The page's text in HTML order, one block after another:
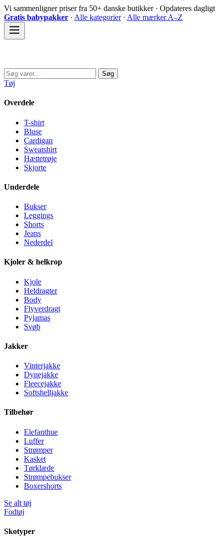
Spring
til
indhold
Vi sammenligner priser fra 50+ danske butikker · Opdateres dagligt
Gratis babypakker · Alle kategorier· Alle mærker A–Z
Søg
efter:
Søg
Tøj
Overdele
T-shirt
Bluse
Cardigan
Sweatshirt
Hættetrøje
Skjorte
Underdele
Bukser
Leggings
Shorts
Jeans
Nederdel
Kjoler & helkrop
Kjole
Heldragter
Body
Flyverdragt
Pyjamas
Svøb
Jakker
Vinterjakke
Dynejakke
Fleecejakke
Softshelljakke
Tilbehør
Elefanthue
Luffer
Strømper
Kasket
Tørklæde
Strømpebukser
Boxershorts
Se alt tøj
Fodtøj
Skotyper